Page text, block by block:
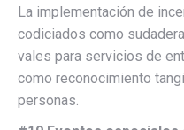
La implementación de
codiciados como
vales para servicios de
como reconocimiento
personas.